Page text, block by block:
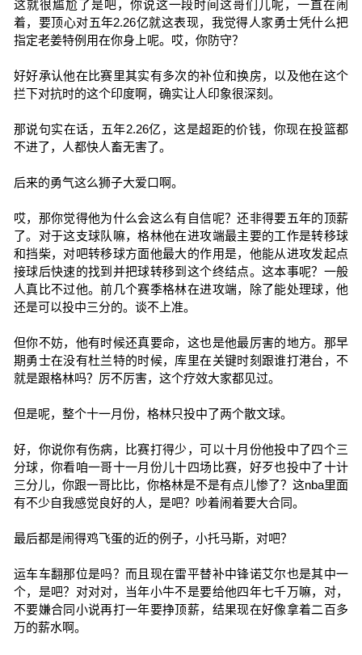
这就很尴尬了是吧，你说这一段时间这哥们儿呢，一直在闹
着，要顶心对五年2.26亿就这表现，我觉得人家勇士凭什么把
指定老姜特例用在你身上呢。哎，你防守？
好好承认他在比赛里其实有多次的补位和换房，以及他在这个
拦下对抗时的这个印度啊，确实让人印象很深刻。
那说句实在话，五年2.26亿，这是超距的价钱，你现在投篮都
不进了，人都快人畜无害了。
后来的勇气这么狮子大爱口啊。
哎，那你觉得他为什么会这么有自信呢？还非得要五年的顶薪
了。对于这支球队嘛，格林他在进攻端最主要的工作是转移球
和挡柴，对吧转移球方面他最大的作用是，他能从进攻发起点
接球后快速的找到并把球转移到这个终结点。这本事呢？一般
人真比不过他。前几个赛季格林在进攻端，除了能处理球，他
还是可以投中三分的。谈不上准。
但你不妨，他有时候还真要命，这也是他最厉害的地方。那早
期勇士在没有杜兰特的时候，库里在关键时刻跟谁打港台，不
就是跟格林吗？厉不厉害，这个疗效大家都见过。
但是呢，整个十一月份，格林只投中了两个散文球。
好，你说你有伤病，比赛打得少，可以十月份他投中了四个三
分球，你看咱一哥十一月份儿十四场比赛，好歹也投中了十计
三分儿，你跟一哥比比，你格林是不是有点儿惨了？这nba里面
有不少自我感觉良好的人，是吧？吵着闹着要大合同。
最后都是闹得鸡飞蛋的近的例子，小托马斯，对吧？
运车车翻那位是吗？而且现在雷平替补中锋诺艾尔也是其中一
个，是吧？对对对，当年小牛不是要给他四年七千万嘛，对，
不要嫌合同小说再打一年要挣顶薪，结果现在好像拿着二百多
万的薪水啊。